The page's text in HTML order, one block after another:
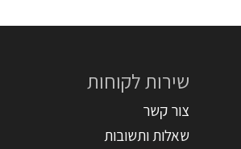
שירות לקוחות
צור קשר
שאלות ותשובות